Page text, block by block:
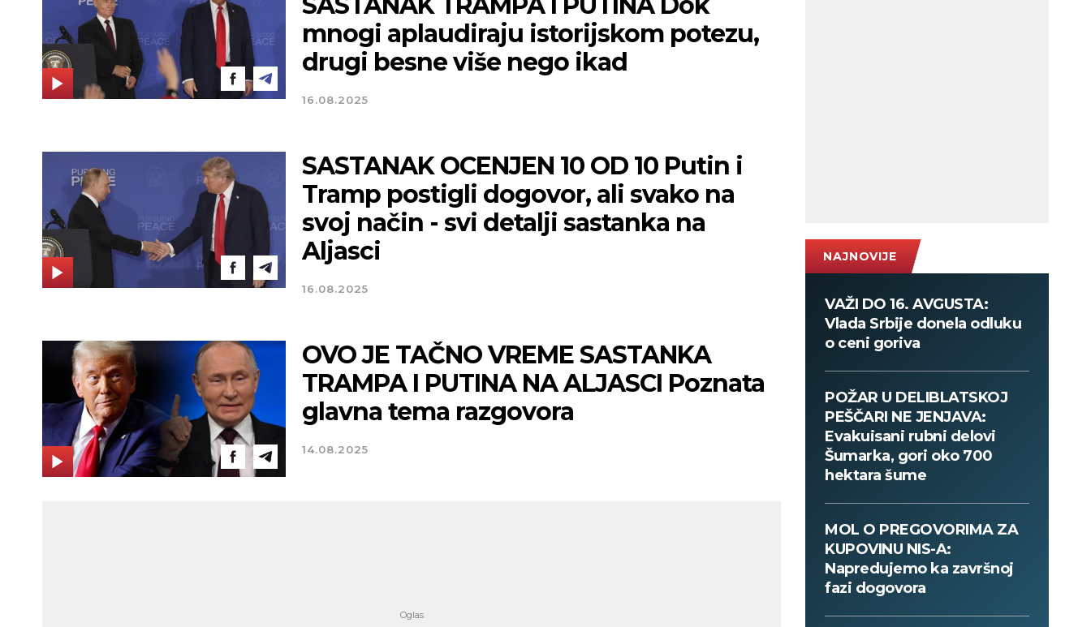
mnogi aplaudiraju istorijskom potezu,
drugi besne više nego ikad
16.08.2025
SASTANAK OCENJEN 10 OD 10 Putin i
Tramp postigli dogovor, ali svako na
svoj način - svi detalji sastanka na
Aljasci
16.08.2025
OVO JE TAČNO VREME SASTANKA
TRAMPA I PUTINA NA ALJASCI Poznata
glavna tema razgovora
14.08.2025
NAJNOVIJE
VAŽI DO 16. AVGUSTA:
Vlada Srbije donela odluku
o ceni goriva
POŽAR U DELIBLATSKOJ
PEŠČARI NE JENJAVA:
Evakuisani rubni delovi
Šumarka, gori oko 700
hektara šume
MOL O PREGOVORIMA ZA
KUPOVINU NIS-A:
Napredujemo ka završnoj
fazi dogovora